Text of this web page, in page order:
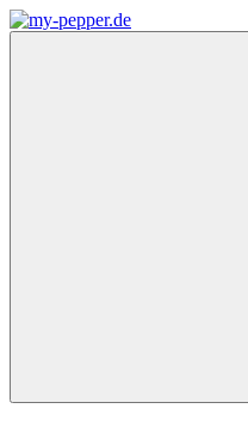
Zum
Inhalt